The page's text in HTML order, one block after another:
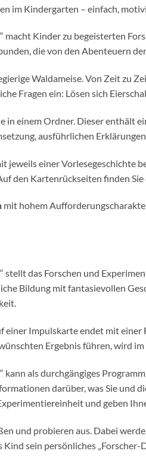
im Kindergarten – einfach,
macht Kinder zu begeisterten
die von den Abenteuern
Waldameise. Von Zeit zu
Fragen ein: Lösen sich
in einem Ordner. Dieser enthält
ausführlichen
jeweils einer Vorlesegeschichte
den Kartenrückseiten finden
mit hohem
stellt das Forschen und
Bildung mit fantasievollen
einer Impulskarte endet mit
Ergebnis führen, wird
kann als durchgängiges
darüber, was Sie und
und geben
und probieren aus. Dabei
Kind sein persönliches „Forscher-